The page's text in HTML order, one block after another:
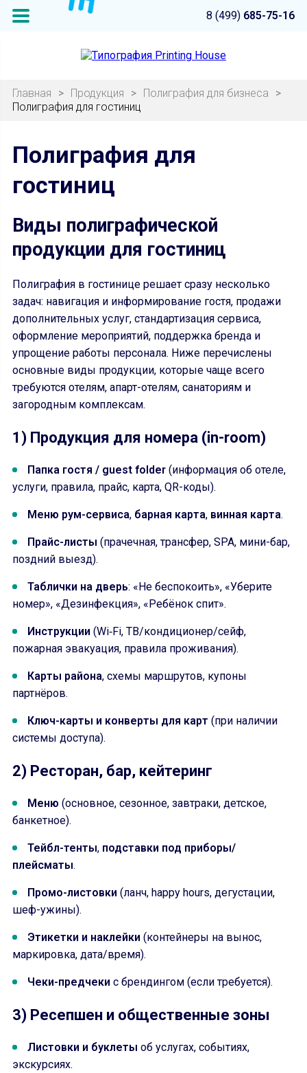
8 (499) 685-75-16
Главная > Продукция > Полиграфия для бизнеса
>
Полиграфия для гостиниц
Полиграфия для
гостиниц
Виды полиграфической
продукции для гостиниц
Полиграфия в гостинице решает сразу несколько
задач: навигация и информирование гостя, продажи
дополнительных услуг, стандартизация сервиса,
оформление мероприятий, поддержка бренда и
упрощение работы персонала. Ниже перечислены
основные виды продукции, которые чаще всего
требуются отелям, апарт-отелям, санаториям и
загородным комплексам.
1) Продукция для номера (in-room)
Папка гостя / guest folder (информация об отеле,
услуги, правила, прайс, карта, QR-коды).
Меню рум-сервиса, барная карта, винная карта.
Прайс-листы (прачечная, трансфер, SPA, мини-бар,
поздний выезд).
Таблички на дверь: «Не беспокоить», «Уберите
номер», «Дезинфекция», «Ребёнок спит».
Инструкции (Wi‑Fi, ТВ/кондиционер/сейф,
пожарная эвакуация, правила проживания).
Карты района, схемы маршрутов, купоны
партнёров.
Ключ-карты и конверты для карт (при наличии
системы доступа).
2) Ресторан, бар, кейтеринг
Меню (основное, сезонное, завтраки, детское,
банкетное).
Тейбл-тенты, подставки под приборы/
плейсматы.
Промо-листовки (ланч, happy hours, дегустации,
шеф-ужины).
Этикетки и наклейки (контейнеры на вынос,
маркировка, дата/время).
Чеки-предчеки с брендингом (если требуется).
3) Ресепшен и общественные зоны
Листовки и буклеты об услугах, событиях,
экскурсиях.